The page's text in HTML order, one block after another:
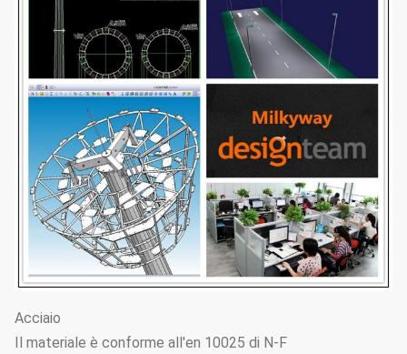
Acciaio
Il materiale è conforme all'en 10025 di N-F